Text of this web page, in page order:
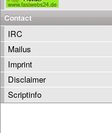
Contact
IRC
Mailus
Imprint
Disclaimer
Scriptinfo